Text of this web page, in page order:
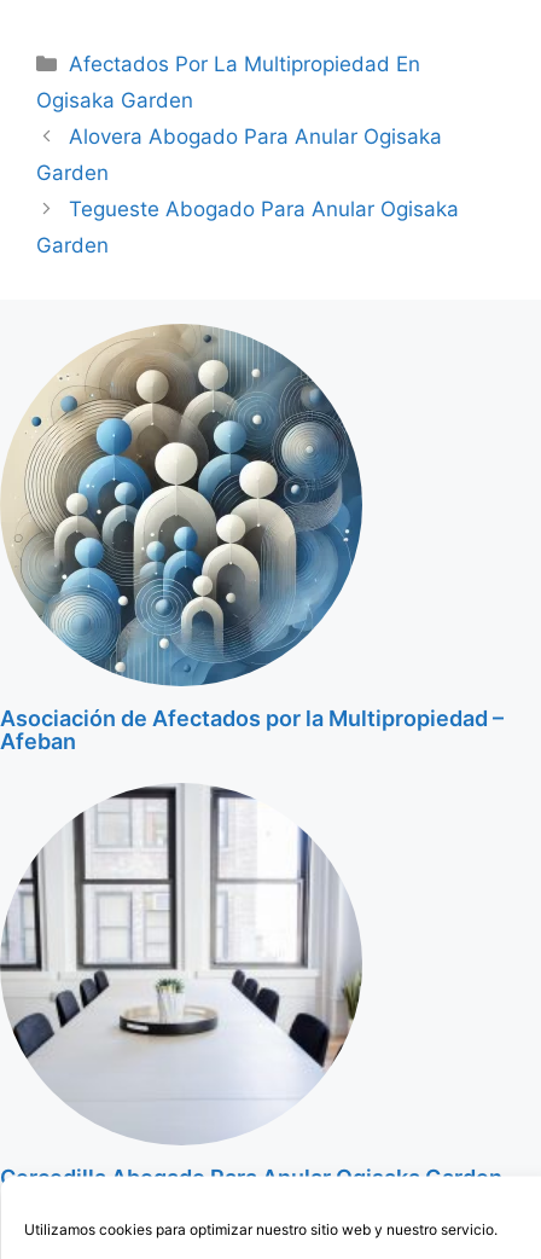
Utilizamos cookies para optimizar nuestro sitio web y nuestro servicio.
Categorías
Afectados Por La Multipropiedad En
Ogisaka Garden
Alovera Abogado Para Anular Ogisaka
Garden
Tegueste Abogado Para Anular Ogisaka
Garden
Asociación de Afectados por la Multipropiedad –
Afeban
Cercedilla Abogado Para Anular Ogisaka Garden